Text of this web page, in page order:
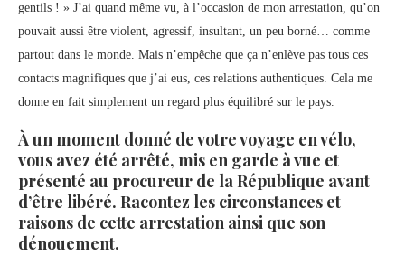
gentils ! » J’ai quand même vu, à l’occasion de mon arrestation, qu’on
pouvait aussi être violent, agressif, insultant, un peu borné… comme
partout dans le monde. Mais n’empêche que ça n’enlève pas tous ces
contacts magnifiques que j’ai eus, ces relations authentiques. Cela me
donne en fait simplement un regard plus équilibré sur le pays.
À un moment donné de votre voyage en vélo,
vous avez été arrêté, mis en garde à vue et
présenté au procureur de la République avant
d’être libéré. Racontez les circonstances et
raisons de cette arrestation ainsi que son
dénouement.